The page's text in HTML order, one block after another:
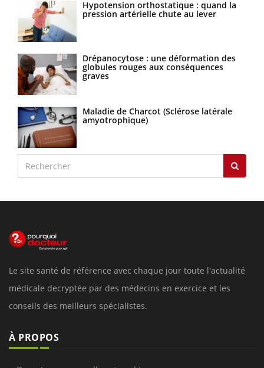
Hypotension orthostatique : quand la
pression artérielle chute au lever
Drépanocytose : une déformation des
globules rouges aux conséquences
graves
Maladie de Charcot (Sclérose latérale
amyotrophique)
Le site santé de référence avec chaque jour toute l'actualité
médicale decryptée par des médecins en exercice et les
conseils des meilleurs spécialistes.
À PROPOS